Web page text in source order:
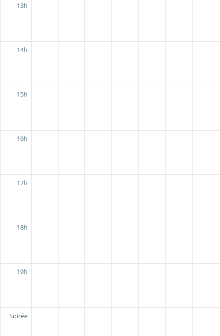
13h
14h
15h
16h
17h
18h
19h
Soirée